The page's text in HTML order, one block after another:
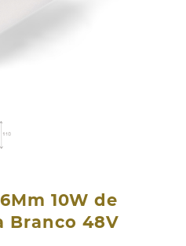
10W de
Branco 48V